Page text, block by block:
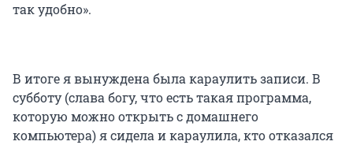
так удобно».
В итоге я вынуждена была караулить записи. В
субботу (слава богу, что есть такая программа,
которую можно открыть с домашнего
компьютера) я сидела и караулила, кто отказался